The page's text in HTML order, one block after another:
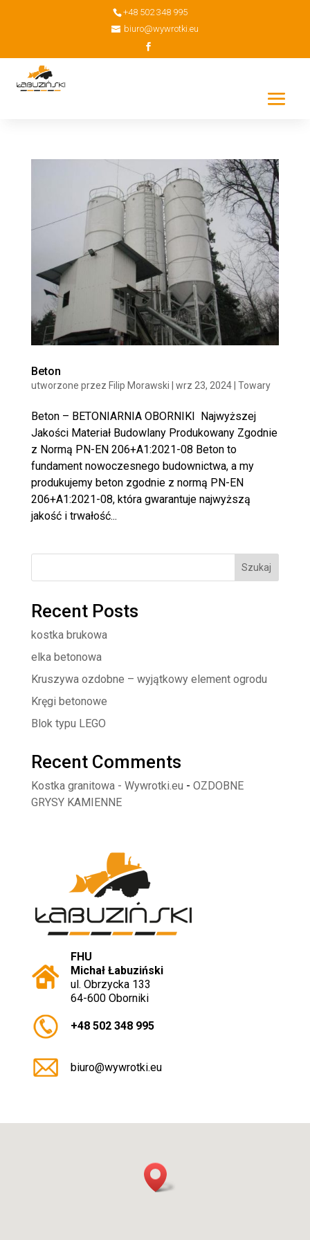
+48 502 348 995
biuro@wywrotki.eu
Beton
utworzone przez Filip Morawski wrz 23, 2024| Towary
Beton – BETONIARNIA OBORNIKI Najwyższej
Jakości Materiał Budowlany Produkowany Zgodnie
z Normą PN-EN 206+A1:2021-08 Beton to
fundament nowoczesnego budownictwa, a my
produkujemy beton zgodnie z normą PN-EN
206+A1:2021-08, która gwarantuje najwyższą
jakość i trwałość...
Szukaj
Recent Posts
kostka brukowa
elka betonowa
Kruszywa ozdobne – wyjątkowy element ogrodu
Kręgi betonowe
Blok typu LEGO
Recent Comments
Kostka granitowa - Wywrotki.eu - OZDOBNE
GRYSY KAMIENNE
FHU
Michał Łabuziński
ul. Obrzycka 133
64-600 Oborniki
+48 502 348 995
biuro@wywrotki.eu